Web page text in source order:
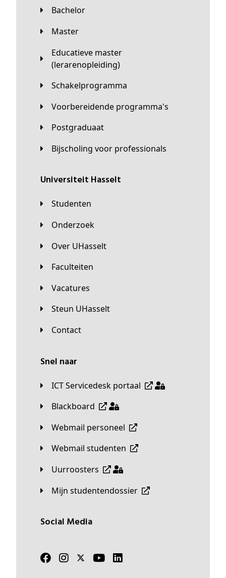
Bachelor
Master
Educatieve master
(lerarenopleiding)
Schakelprogramma
Voorbereidende programma's
Postgraduaat
Bijscholing voor professionals
universiteit Hasselt
Studenten
Onderzoek
Over UHasselt
Faculteiten
Vacatures
Steun UHasselt
Contact
Snel naar
ICT Servicedesk portaal
Blackboard
Webmail personeel
Webmail studenten
Uurroosters
Mijn studentendossier
Social Media